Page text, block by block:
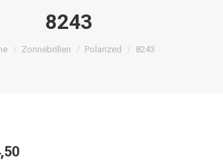
8243
hier:
Zonnebrillen Polarized 8243